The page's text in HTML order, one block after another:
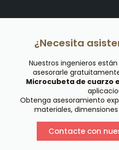
¿Necesita
Nuestros ingenieros
asesorarle
Microcubeta de cuarzo
Obtenga asesoramiento
materiales,
Contacte con